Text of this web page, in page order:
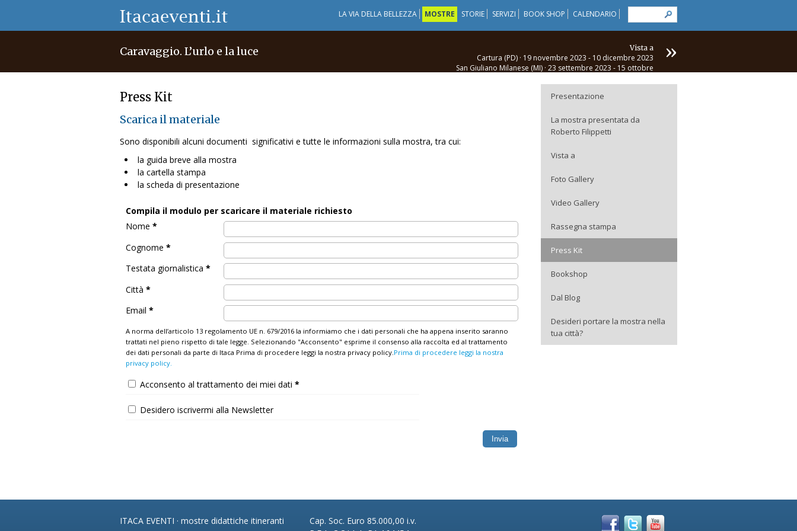
LA VIA DELLA BELLEZZA MOSTRE STORIE SERVIZI BOOK SHOP CALENDARIO
Caravaggio. L’urlo e la luce »
Vista a
Cartura (PD) · 19 novembre 2023 - 10 dicembre 2023
San Giuliano Milanese (MI) · 23 settembre 2023 - 15 ottobre
San Giovanni La Punta (CT) · 12 dicembre 2019 - 26 gennaio
Press Kit
Scarica il materiale
Sono disponibili alcuni documenti significativi e tutte le informazioni sulla mostra, tra cui:
la guida breve alla mostra
la cartella stampa
la scheda di presentazione
Compila il modulo per scaricare il materiale richiesto
Nome *
Cognome *
Testata giornalistica *
Città *
Email *
A norma dell’articolo 13 regolamento UE n. 679/2016 la informiamo che i dati personali che ha appena inserito saranno
trattati nel pieno rispetto di tale legge. Selezionando "Acconsento" esprime il consenso alla raccolta ed al trattamento
dei dati personali da parte di Itaca Prima di procedere leggi la nostra privacy policy.Prima di procedere leggi la nostra
privacy policy.
Acconsento al trattamento dei miei dati *
Desidero iscrivermi alla Newsletter
Invia
Presentazione
La mostra presentata da
Roberto Filippetti
Vista a
Foto Gallery
Video Gallery
Rassegna stampa
Press Kit
Bookshop
Dal Blog
Desideri portare la mostra nella
tua città?
ITACA EVENTI · mostre didattiche itineranti
Cap. Soc. Euro 85.000,00 i.v.